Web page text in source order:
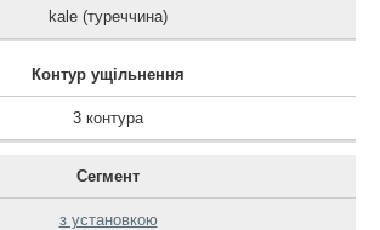
kale (туреччина)
Контур ущільнення
3 контура
Сегмент
з установкою